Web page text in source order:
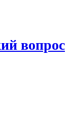
вопрос